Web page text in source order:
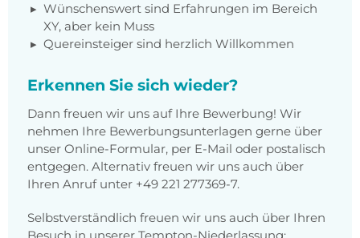
Wünschenswert sind Erfahrungen im Bereich
XY, aber kein Muss
Quereinsteiger sind herzlich Willkommen
Erkennen Sie sich wieder?
Dann freuen wir uns auf Ihre Bewerbung! Wir
nehmen Ihre Bewerbungsunterlagen gerne über
unser Online-Formular, per E-Mail oder postalisch
entgegen. Alternativ freuen wir uns auch über
Ihren Anruf unter +49 221 277369-7.
Selbstverständlich freuen wir uns auch über Ihren